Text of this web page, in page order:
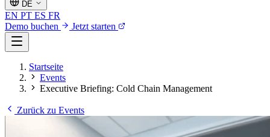
DE
EN PT ES FR
Demo buchen
Jetzt starten
Startseite
Events
Executive Briefing: Cold Chain Management
Zurück zu Events